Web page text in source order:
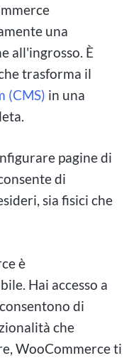
una
all'ingrosso. È
trasforma il
(CMS) in una
pagine di
di
sia fisici che
è
Hai accesso a
di
che
WooCommerce ti